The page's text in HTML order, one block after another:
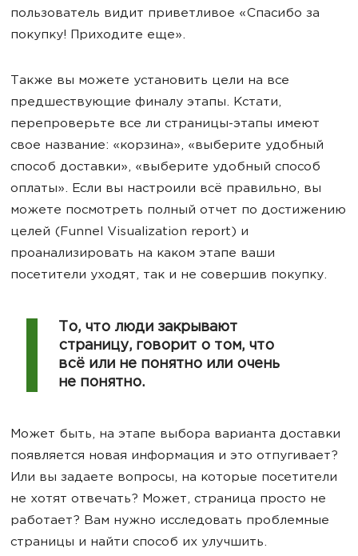
пользователь видит приветливое «Спасибо за
покупку! Приходите еще».
Также вы можете установить цели на все
предшествующие финалу этапы. Кстати,
перепроверьте все ли страницы-этапы имеют
свое название: «корзина», «выберите удобный
способ доставки», «выберите удобный способ
оплаты». Если вы настроили всё правильно, вы
можете посмотреть полный отчет по достижению
целей (Funnel Visualization report) и
проанализировать на каком этапе ваши
посетители уходят, так и не совершив покупку.
То, что люди закрывают
страницу, говорит о том, что
всё или не понятно или очень
не понятно.
Может быть, на этапе выбора варианта доставки
появляется новая информация и это отпугивает?
Или вы задаете вопросы, на которые посетители
не хотят отвечать? Может, страница просто не
работает? Вам нужно исследовать проблемные
страницы и найти способ их улучшить.